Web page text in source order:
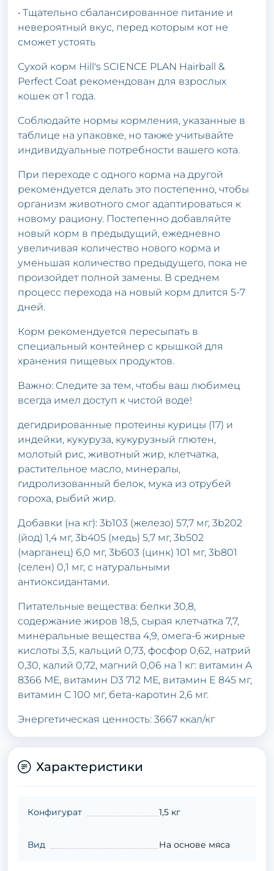
• Тщательно сбалансированное питание и
невероятный вкус, перед которым кот не
сможет устоять
Сухой корм Hill's SCIENCE PLAN Hairball &
Perfect Coat рекомендован для взрослых
кошек от 1 года.
Соблюдайте нормы кормления, указанные в
таблице на упаковке, но также учитывайте
индивидуальные потребности вашего кота.
При переходе с одного корма на другой
рекомендуется делать это постепенно, чтобы
организм животного смог адаптироваться к
новому рациону. Постепенно добавляйте
новый корм в предыдущий, ежедневно
увеличивая количество нового корма и
уменьшая количество предыдущего, пока не
произойдет полной замены. В среднем
процесс перехода на новый корм длится 5-7
дней.
Корм рекомендуется пересыпать в
специальный контейнер с крышкой для
хранения пищевых продуктов.
Важно: Следите за тем, чтобы ваш любимец
всегда имел доступ к чистой воде!
дегидрированные протеины курицы (17) и
индейки, кукуруза, кукурузный глютен,
молотый рис, животный жир, клетчатка,
растительное масло, минералы,
гидролизованный белок, мука из отрубей
гороха, рыбий жир.
Добавки (на кг): 3b103 (железо) 57,7 мг, 3b202
(йод) 1,4 мг, 3b405 (медь) 5,7 мг, 3b502
(марганец) 6,0 мг, 3b603 (цинк) 101 мг, 3b801
(селен) 0,1 мг, с натуральными
антиоксидантами.
Питательные вещества: белки 30,8,
содержание жиров 18,5, сырая клетчатка 7,7,
минеральные вещества 4,9, омега-6 жирные
кислоты 3,5, кальций 0,73, фосфор 0,62, натрий
0,30, калий 0,72, магний 0,06 на 1 кг: витамин A
8366 МЕ, витамин D3 712 МЕ, витамин E 845 мг,
витамин C 100 мг, бета-каротин 2,6 мг.
Энергетическая ценность: 3667 ккал/кг
Характеристики
Конфигурат 1,5 кг
Вид На основе мяса